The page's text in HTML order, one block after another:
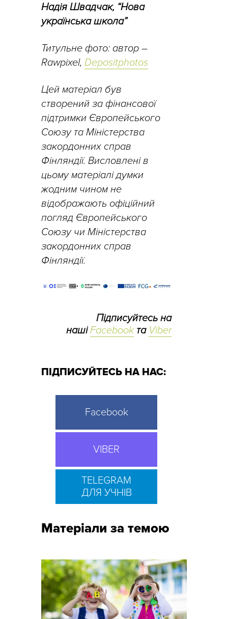
Надія Швадчак, “Нова
українська школа”
Титульне фото: автор –
Rawpixel, Depositphotos
Цей матеріал був
створений за фінансової
підтримки Європейського
Союзу та Міністерства
закордонних справ
Фінляндії. Висловлені в
цьому матеріалі думки
жодним чином не
відображають офіційний
погляд Європейського
Союзу чи Міністерства
закордонних справ
Фінляндії.
Підписуйтесь на
нашіFacebookта Viber
ПІДПИСУЙТЕСЬ НА НАС:
Facebook
VIBER
TELEGRAM
ДЛЯ УЧНІВ
Матеріали за темою